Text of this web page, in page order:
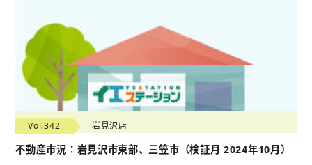
Vol.342 岩見沢店
不動産市況：岩見沢市東部、三笠市（検証月 2024年10月）